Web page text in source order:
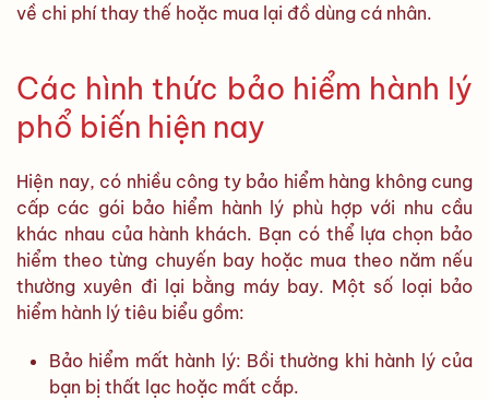
về chi phí thay thế hoặc mua lại đồ dùng cá nhân.
Các hình thức bảo hiểm hành lý
phổ biến hiện nay
Hiện nay, có nhiều công ty bảo hiểm hàng không cung
cấp các gói bảo hiểm hành lý phù hợp với nhu cầu
khác nhau của hành khách. Bạn có thể lựa chọn bảo
hiểm theo từng chuyến bay hoặc mua theo năm nếu
thường xuyên đi lại bằng máy bay. Một số loại bảo
hiểm hành lý tiêu biểu gồm:
Bảo hiểm mất hành lý: Bồi thường khi hành lý của
bạn bị thất lạc hoặc mất cắp.